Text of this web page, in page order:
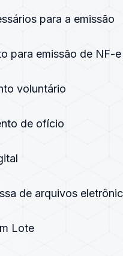
para a emissão
para emissão de NF-e
voluntário
de ofício
de arquivos
Lote